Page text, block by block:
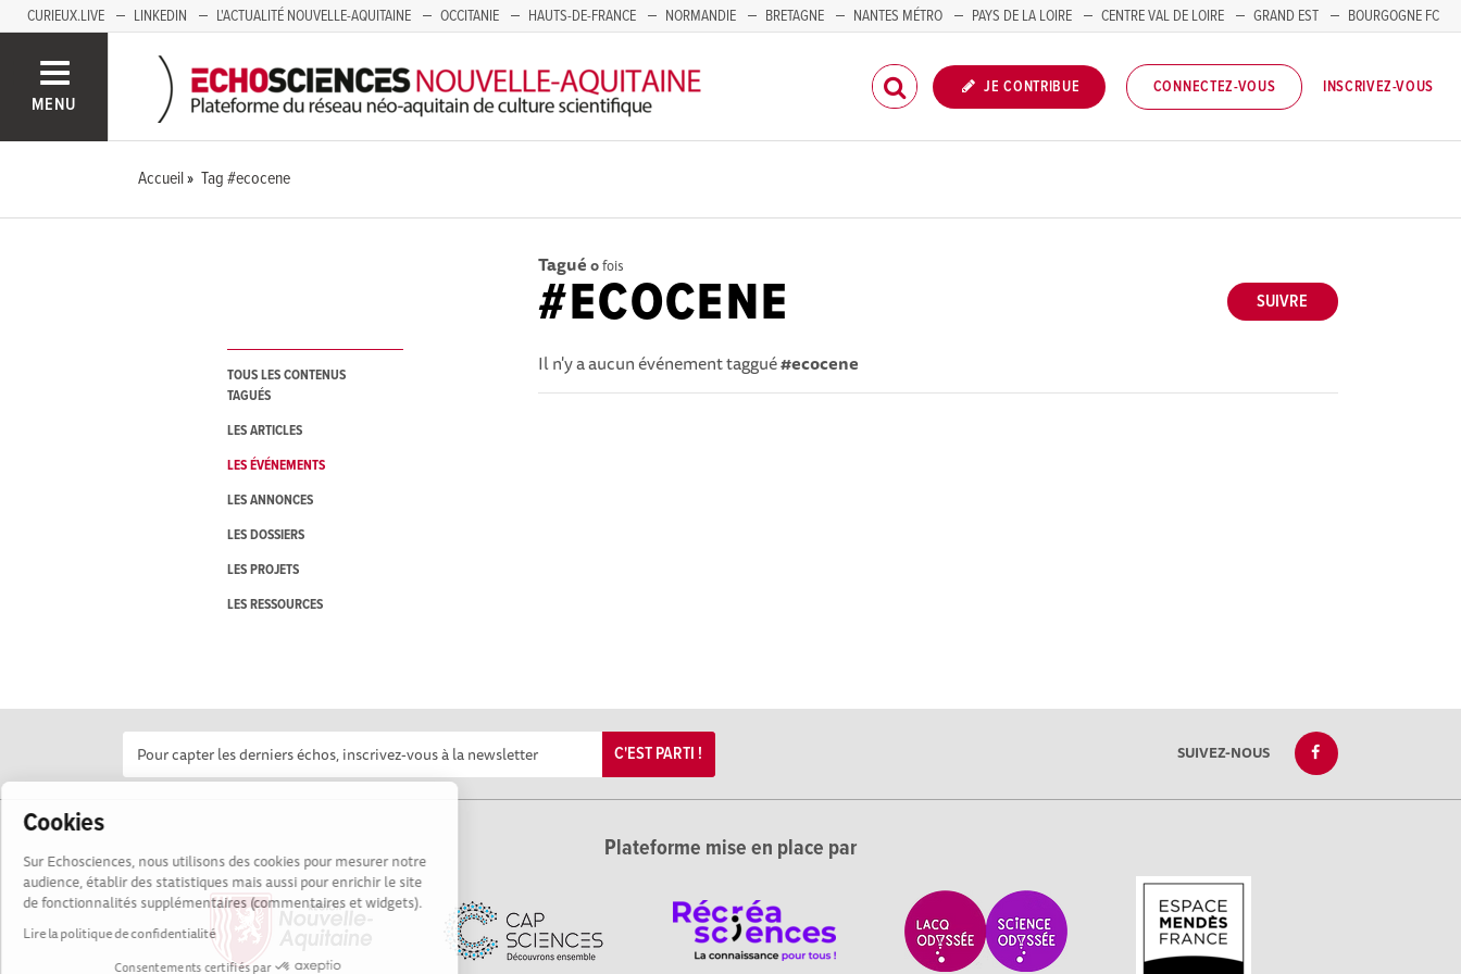
Cookies
Sur Echosciences, nous utilisons des cookies pour mesurer notre
audience, établir des statistiques mais aussi pour enrichir le site
de fonctionnalités supplémentaires (commentaires et widgets).
Lire la politique de confidentialité
Consentements certifiés par
CURIEUX.LIVE LINKEDIN L'ACTUALITÉ NOUVELLE-AQUITAINE OCCITANIE HAUTS-DE-FRANCE NORMANDIE BRETAGNE NANTES MÉTRO PAYS DE LA LOIRE CENTRE VAL DE LOIRE GRAND EST
BOURGOGNE FC
MENU
JE CONTRIBUE CONNECTEZ-VOUS INSCRIVEZ-VOUS
Accueil Tag #ecocene
TOUS LES CONTENUS
TAGUÉS
LES ARTICLES
LES ÉVÉNEMENTS
LES ANNONCES
LES DOSSIERS
LES PROJETS
LES RESSOURCES
Tagué 0fois
SUIVRE
#ECOCENE
Il n'y a aucun événement taggué#ecocene
C'EST PARTI ! SUIVEZ-NOUS
Plateforme mise en place par